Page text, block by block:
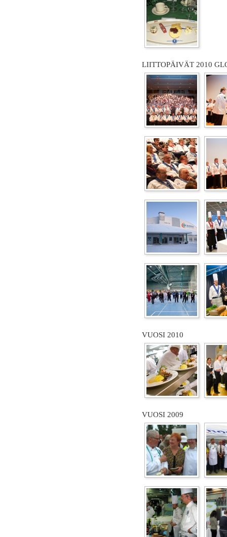
LIITTOPÄIVÄT 2010
VUOSI 2010
VUOSI 2009